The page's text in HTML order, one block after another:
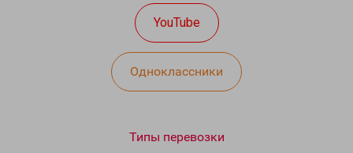
YouTube
Одноклассники
Типы перевозки